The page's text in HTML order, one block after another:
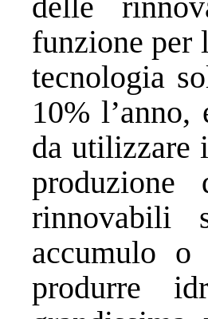
funzione per
tecnologia
10%
da utilizzare
rinnovabili
accumulo o
produrre